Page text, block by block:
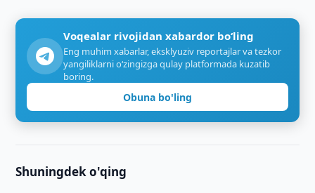
Voqealar rivojidan xabardor bo‘ling
Eng muhim xabarlar, eksklyuziv reportajlar va tezkor
yangiliklarni o‘zingizga qulay platformada kuzatib
boring.
Obuna bo'ling
Shuningdek o'qing